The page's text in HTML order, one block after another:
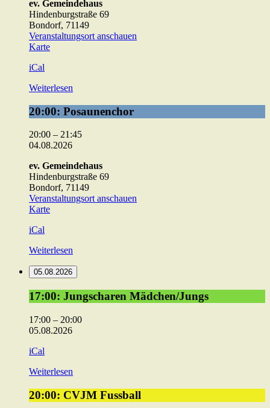
ev. Gemeindehaus
Hindenburgstraße 69
Bondorf, 71149
Veranstaltungsort anschauen
Karteev.
iCal
Weiterlesen
20:00:
Posaunenchor
20:00: Posaunenchor
20:00 – 21:45
04.08.2026
ev. Gemeindehaus
Hindenburgstraße 69
Bondorf, 71149
Veranstaltungsort anschauen
Karteev.
iCal
Weiterlesen
05.08.2026
17:00:
Jungscharen
Mädchen/Jungs
17:00: Jungscharen Mädchen/Jungs
17:00 – 20:00
05.08.2026
iCal
Weiterlesen
20:00:
CVJM
20:00: CVJM Fussball